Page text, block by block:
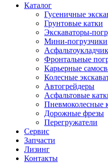
Каталог
Гусеничные
Грунтовые катки
Экскаваторы-
Мини-погрузчики
Фронтальные
Карьерные
Колесные
Автогрейдеры
Асфальтовые
Пневмоколесные
Дорожные фрезы
Перегружатели
Сервис
Запчасти
Лизинг
Контакты